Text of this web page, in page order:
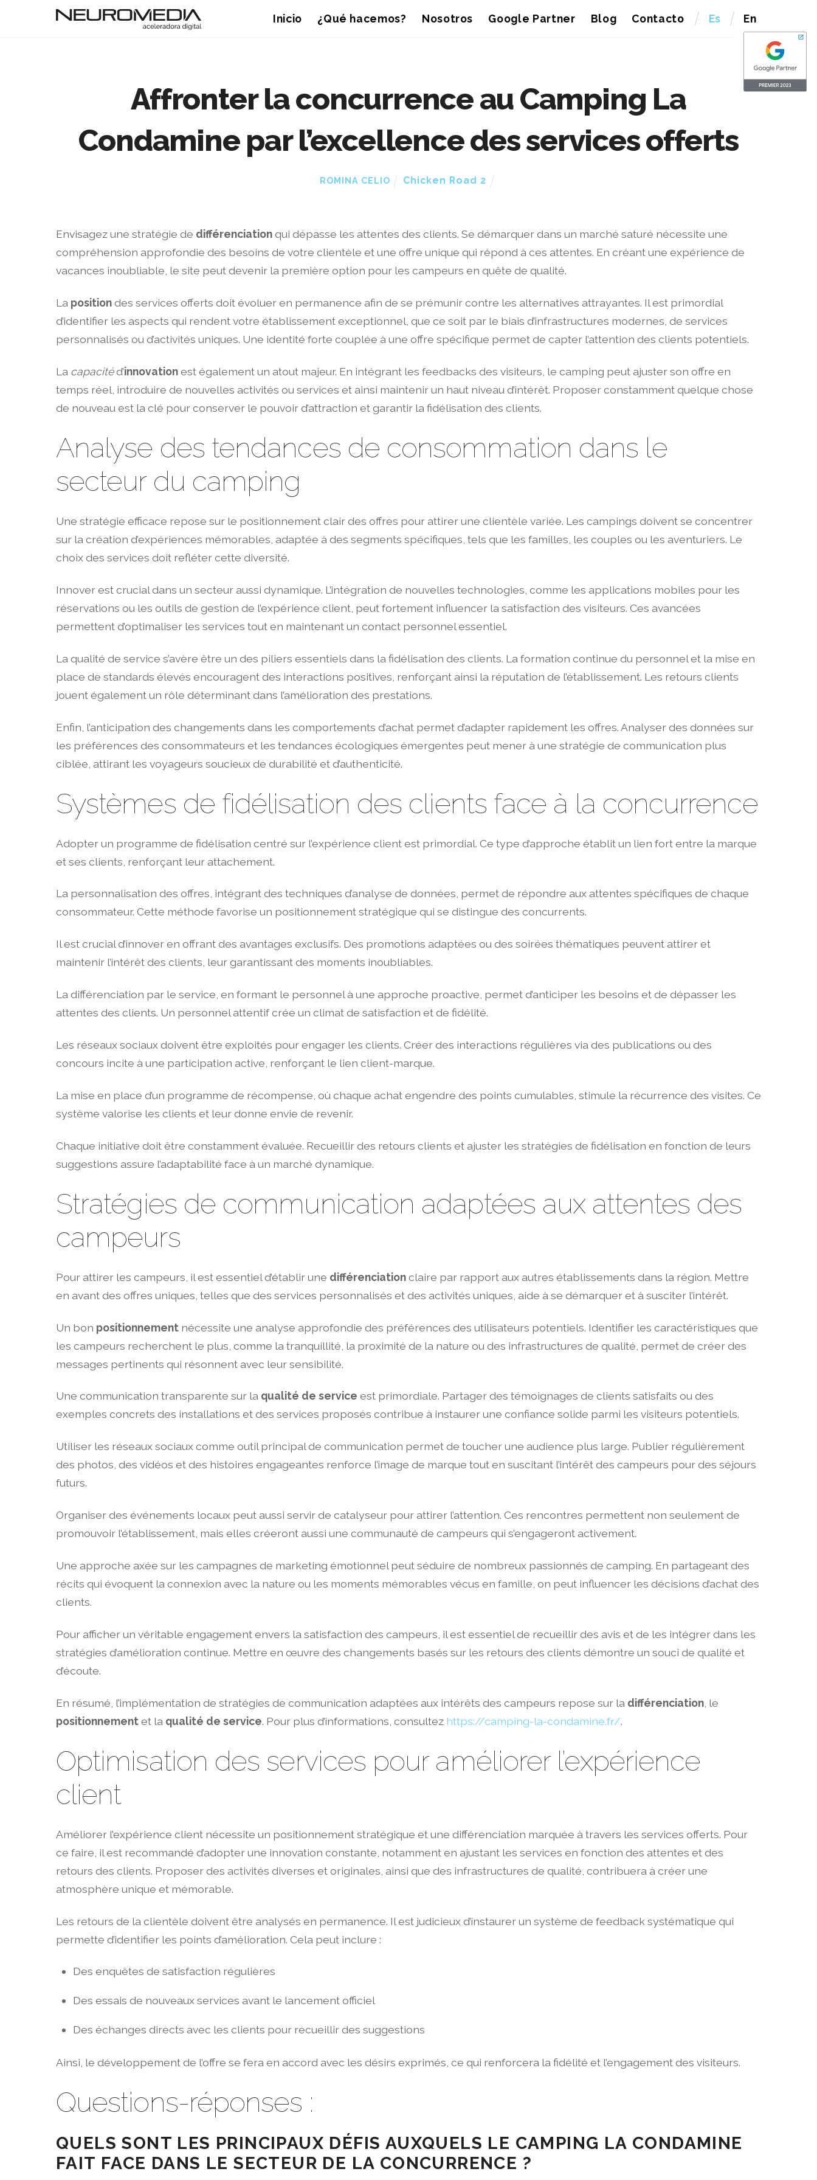
Inicio ¿Qué hacemos? Nosotros Google Partner Blog Contacto Es En
Affronter la concurrence au Camping La
Condamine par l’excellence des services offerts
ROMINA CELIO Chicken Road 2
Envisagez une stratégie de différenciationqui dépasse les attentes des clients. Se démarquer dans un marché saturé nécessite une
compréhension approfondie des besoins de votre clientèle et une offre unique qui répond à ces attentes. En créant une expérience de
vacances inoubliable, le site peut devenir la première option pour les campeurs en quête de qualité.
La positiondes services offerts doit évoluer en permanence afin de se prémunir contre les alternatives attrayantes. Il est primordial
d’identifier les aspects qui rendent votre établissement exceptionnel, que ce soit par le biais d’infrastructures modernes, de services
personnalisés ou d’activités uniques. Une identité forte couplée à une offre spécifique permet de capter l’attention des clients potentiels.
La capacitéd’innovationest également un atout majeur. En intégrant les feedbacks des visiteurs, le camping peut ajuster son offre en
temps réel, introduire de nouvelles activités ou services et ainsi maintenir un haut niveau d’intérêt. Proposer constamment quelque chose
de nouveau est la clé pour conserver le pouvoir d’attraction et garantir la fidélisation des clients.
Analyse des tendances de consommation dans le
secteur du camping
Une stratégie efficace repose sur le positionnement clair des offres pour attirer une clientèle variée. Les campings doivent se concentrer
sur la création d’expériences mémorables, adaptée à des segments spécifiques, tels que les familles, les couples ou les aventuriers. Le
choix des services doit refléter cette diversité.
Innover est crucial dans un secteur aussi dynamique. L’intégration de nouvelles technologies, comme les applications mobiles pour les
réservations ou les outils de gestion de l’expérience client, peut fortement influencer la satisfaction des visiteurs. Ces avancées
permettent d’optimaliser les services tout en maintenant un contact personnel essentiel.
La qualité de service s’avère être un des piliers essentiels dans la fidélisation des clients. La formation continue du personnel et la mise en
place de standards élevés encouragent des interactions positives, renforçant ainsi la réputation de l’établissement. Les retours clients
jouent également un rôle déterminant dans l’amélioration des prestations.
Enfin, l’anticipation des changements dans les comportements d’achat permet d’adapter rapidement les offres. Analyser des données sur
les préférences des consommateurs et les tendances écologiques émergentes peut mener à une stratégie de communication plus
ciblée, attirant les voyageurs soucieux de durabilité et d’authenticité.
Systèmes de fidélisation des clients face à la concurrence
Adopter un programme de fidélisation centré sur l’expérience client est primordial. Ce type d’approche établit un lien fort entre la marque
et ses clients, renforçant leur attachement.
La personnalisation des offres, intégrant des techniques d’analyse de données, permet de répondre aux attentes spécifiques de chaque
consommateur. Cette méthode favorise un positionnement stratégique qui se distingue des concurrents.
Il est crucial d’innover en offrant des avantages exclusifs. Des promotions adaptées ou des soirées thématiques peuvent attirer et
maintenir l’intérêt des clients, leur garantissant des moments inoubliables.
La différenciation par le service, en formant le personnel à une approche proactive, permet d’anticiper les besoins et de dépasser les
attentes des clients. Un personnel attentif crée un climat de satisfaction et de fidélité.
Les réseaux sociaux doivent être exploités pour engager les clients. Créer des interactions régulières via des publications ou des
concours incite à une participation active, renforçant le lien client-marque.
La mise en place d’un programme de récompense, où chaque achat engendre des points cumulables, stimule la récurrence des visites. Ce
système valorise les clients et leur donne envie de revenir.
Chaque initiative doit être constamment évaluée. Recueillir des retours clients et ajuster les stratégies de fidélisation en fonction de leurs
suggestions assure l’adaptabilité face à un marché dynamique.
Stratégies de communication adaptées aux attentes des
campeurs
Pour attirer les campeurs, il est essentiel d’établir une différenciationclaire par rapport aux autres établissements dans la région. Mettre
en avant des offres uniques, telles que des services personnalisés et des activités uniques, aide à se démarquer et à susciter l’intérêt.
Un bon positionnement nécessite une analyse approfondie des préférences des utilisateurs potentiels. Identifier les caractéristiques que
les campeurs recherchent le plus, comme la tranquillité, la proximité de la nature ou des infrastructures de qualité, permet de créer des
messages pertinents qui résonnent avec leur sensibilité.
Une communication transparente sur la qualité de service est primordiale. Partager des témoignages de clients satisfaits ou des
exemples concrets des installations et des services proposés contribue à instaurer une confiance solide parmi les visiteurs potentiels.
Utiliser les réseaux sociaux comme outil principal de communication permet de toucher une audience plus large. Publier régulièrement
des photos, des vidéos et des histoires engageantes renforce l’image de marque tout en suscitant l’intérêt des campeurs pour des séjours
futurs.
Organiser des événements locaux peut aussi servir de catalyseur pour attirer l’attention. Ces rencontres permettent non seulement de
promouvoir l’établissement, mais elles créeront aussi une communauté de campeurs qui s’engageront activement.
Une approche axée sur les campagnes de marketing émotionnel peut séduire de nombreux passionnés de camping. En partageant des
récits qui évoquent la connexion avec la nature ou les moments mémorables vécus en famille, on peut influencer les décisions d’achat des
clients.
Pour afficher un véritable engagement envers la satisfaction des campeurs, il est essentiel de recueillir des avis et de les intégrer dans les
stratégies d’amélioration continue. Mettre en œuvre des changements basés sur les retours des clients démontre un souci de qualité et
d’écoute.
En résumé, l’implémentation de stratégies de communication adaptées aux intérêts des campeurs repose sur la différenciation , le
positionnementet la qualité de service. Pour plus d’informations, consultez https://camping-la-condamine.fr/.
Optimisation des services pour améliorer l’expérience
client
Améliorer l’expérience client nécessite un positionnement stratégique et une différenciation marquée à travers les services offerts. Pour
ce faire, il est recommandé d’adopter une innovation constante, notamment en ajustant les services en fonction des attentes et des
retours des clients. Proposer des activités diverses et originales, ainsi que des infrastructures de qualité, contribuera à créer une
atmosphère unique et mémorable.
Les retours de la clientèle doivent être analysés en permanence. Il est judicieux d’instaurer un système de feedback systématique qui
permette d’identifier les points d’amélioration. Cela peut inclure :
Des enquêtes de satisfaction régulières
Des essais de nouveaux services avant le lancement officiel
Des échanges directs avec les clients pour recueillir des suggestions
Ainsi, le développement de l’offre se fera en accord avec les désirs exprimés, ce qui renforcera la fidélité et l’engagement des visiteurs.
Questions-réponses :
QUELS SONT LES PRINCIPAUX DÉFIS AUXQUELS LE CAMPING LA CONDAMINE
FAIT FACE DANS LE SECTEUR DE LA CONCURRENCE ?